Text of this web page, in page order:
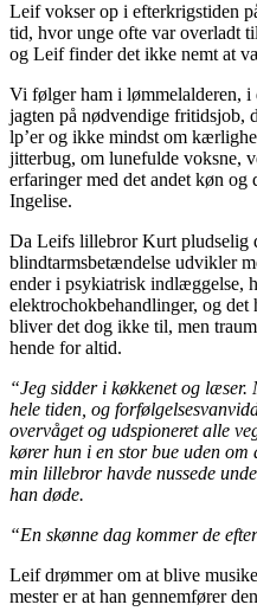
Leif vokser op i efterkrigstiden
tid, hvor unge ofte var overladt
og Leif finder det ikke nemt at
Vi følger ham i lømmelalderen,
jagten på nødvendige fritidsjob,
lp’er og ikke mindst om
jitterbug, om lunefulde voksne,
erfaringer med det andet køn
Ingelise.
Da Leifs lillebror Kurt pludselig
blindtarmsbetændelse udvikler
ender i psykiatrisk indlæggelse,
elektrochokbehandlinger, og
bliver det dog ikke til, men
hende for altid.
“Jeg sidder i køkkenet og
hele tiden, og
overvåget og udspioneret alle
kører hun i en stor bue uden
min lillebror havde nussede
han døde.
“En skønne dag kommer de
Leif drømmer om at blive
mester er at han gennemfører